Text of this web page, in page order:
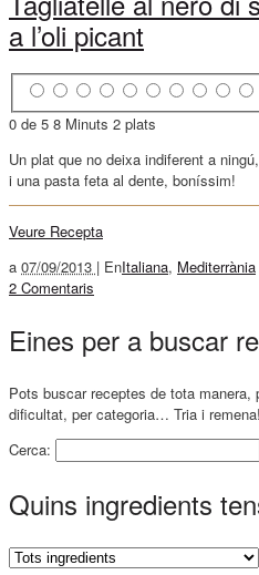
a l’oli picant
0 de 5 8 Minuts 2 plats
Un plat que no deixa indiferent a
i una pasta feta al dente, boníssim!
Veure Recepta
a 07/09/2013 | EnItaliana, Mediterrània
2 Comentaris
Eines per a buscar
Pots buscar receptes de tota manera,
dificultat, per categoria… Tria i remena!
Cerca:
Quins ingredients